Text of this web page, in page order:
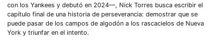
con los Yankees y debutó en 2024—, Nick Torres busca escribir el
capítulo final de una historia de perseverancia: demostrar que se
puede pasar de los campos de algodón a los rascacielos de Nueva
York y triunfar en el intento.